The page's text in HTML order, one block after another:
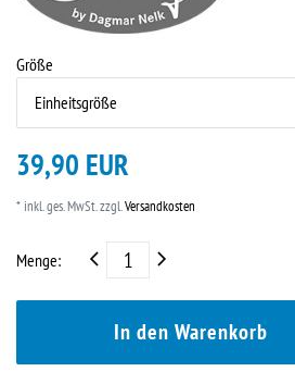
Größe
39,90 EUR
* inkl. ges. MwSt. zzgl.Versandkosten
Menge:
In den Warenkorb